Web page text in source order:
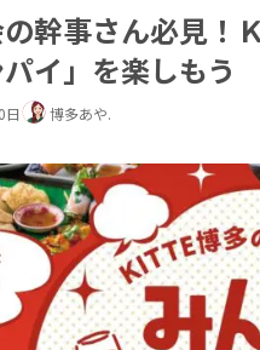
幹事さん必見！
イ」を楽しもう
日 博多あや.